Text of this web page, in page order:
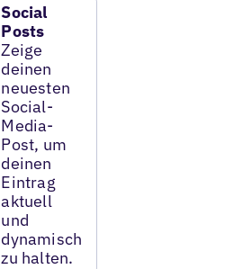
Social
Posts
Zeige
deinen
neuesten
Social-
Media-
Post, um
deinen
Eintrag
aktuell
und
dynamisch
zu halten.